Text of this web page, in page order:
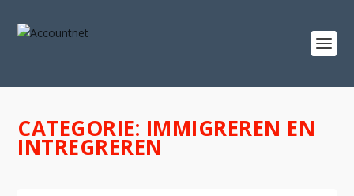
CATEGORIE: IMMIGREREN EN
INTREGREREN